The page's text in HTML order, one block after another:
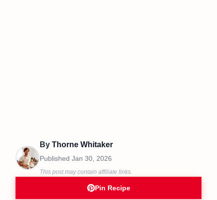
By Thorne Whitaker
Published Jan 30, 2026
This post may contain affiliate links.
Pin Recipe